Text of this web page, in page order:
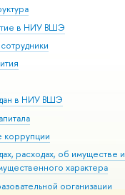
в НИУ ВШЭ
в НИУ ВШЭ
коррупции
расходах, об имуществе и
характера
организации